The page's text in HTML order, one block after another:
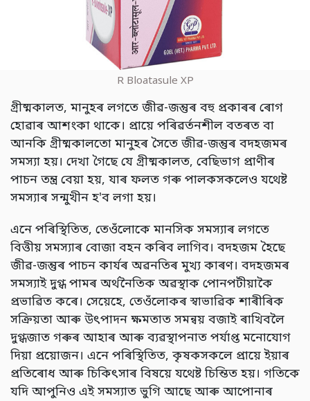
R Bloatasule XP
গ্ৰীষ্মকালত, মানুহৰ লগতে জীৱ-জন্তুৰ বহু প্ৰকাৰৰ ৰোগ
হোৱাৰ আশংকা থাকে। প্ৰায়ে পৰিৱৰ্তনশীল বতৰত বা
আনকি গ্ৰীষ্মকালতো মানুহৰ সৈতে জীৱ-জন্তুৰ বদহজমৰ
সমস্যা হয়। দেখা গৈছে যে গ্ৰীষ্মকালত, বেছিভাগ প্ৰাণীৰ
পাচন তন্ত্ৰ বেয়া হয়, যাৰ ফলত গৰু পালকসকলেও যথেষ্ট
সমস্যাৰ সন্মুখীন হ'ব লগা হয়।
এনে পৰিস্থিতিত, তেওঁলোকে মানসিক সমস্যাৰ লগতে
বিত্তীয় সমস্যাৰ বোজা বহন কৰিব লাগিব। বদহজম হৈছে
জীৱ-জন্তুৰ পাচন কাৰ্যৰ অৱনতিৰ মুখ্য কাৰণ। বদহজমৰ
সমস্যাই দুগ্ধ পামৰ অৰ্থনৈতিক অৱস্থাক পোনপটীয়াকৈ
প্ৰভাৱিত কৰে। সেয়েহে, তেওঁলোকৰ স্বাভাৱিক শাৰীৰিক
সক্ৰিয়তা আৰু উৎপাদন ক্ষমতাত সমন্বয় বজাই ৰাখিবলৈ
দুগ্ধজাত গৰুৰ আহাৰ আৰু ব্যৱস্থাপনাত পৰ্যাপ্ত মনোযোগ
দিয়া প্ৰয়োজন। এনে পৰিস্থিতিত, কৃষকসকলে প্ৰায়ে ইয়াৰ
প্রতিৰোধ আৰু চিকিৎসাৰ বিষয়ে যথেষ্ট চিন্তিত হয়। গতিকে
যদি আপুনিও এই সমস্যাত ভুগি আছে আৰু আপোনাৰ